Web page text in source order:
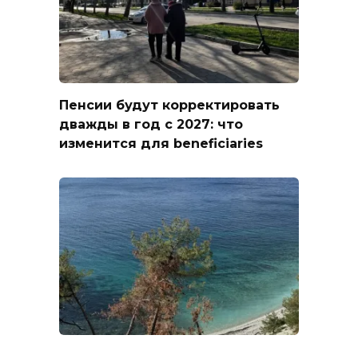
Пенсии будут корректировать
дважды в год с 2027: что
изменится для beneficiaries